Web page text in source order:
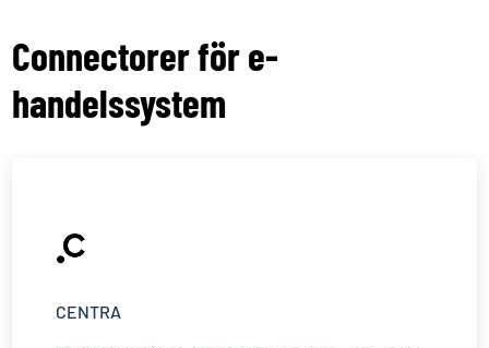
Connectorer för e-
handelssystem
CENTRA